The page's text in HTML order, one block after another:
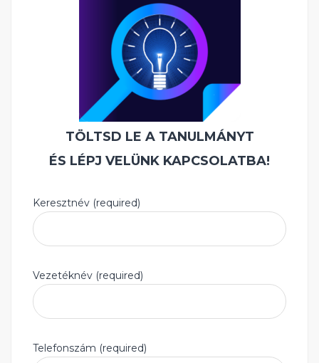
TÖLTSD LE A TANULMÁNYT
ÉS LÉPJ VELÜNK KAPCSOLATBA!
Keresztnév (required)
Vezetéknév (required)
Telefonszám (required)